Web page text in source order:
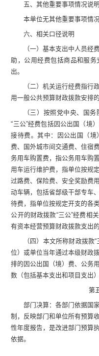
五、其他重要事项情况说明
本单位无其他重要事项情况
六、相关口径说明
（一）基本支出中人员经
助，公用经费包括商品和服务
出。
（二）机关运行经费指行
用一般公共预算财政拨款安排
（三） 按照党中央、国务
“三公”经费包括因公出国（境
接待费。其中：因公出国（
费、国外城市间交通费、住宿
务用车购置费，指公务用车购
用车运行维护费，指单位按规
过路费、保险费、安全奖励费
动车辆，包括省部级干部专车
待费，指单位按规定开支的各
公开的财政拨款“三公”经费相
有资本经营预算财政拨款支出
（四）本文所称财政拨款“
位）或单位当年通过本级财政
排的因公出国（境）费、公务
数（包括基本支出和项目支出）
第
部门决算：各部门依据国
制，反映部门和单位所有预算
性年度报告，是改进部门预算
依据。